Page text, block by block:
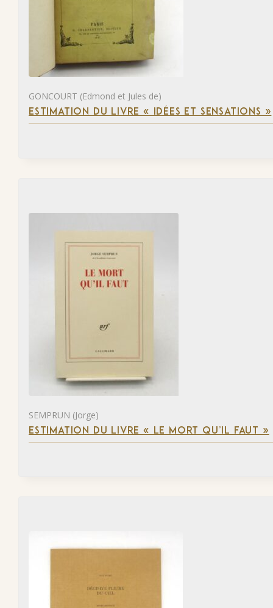
GONCOURT (Edmond et Jules de)
ESTIMATION DU LIVRE « IDÉES ET SENSATIONS »
SEMPRUN (Jorge)
ESTIMATION DU LIVRE « LE MORT QU’IL FAUT »